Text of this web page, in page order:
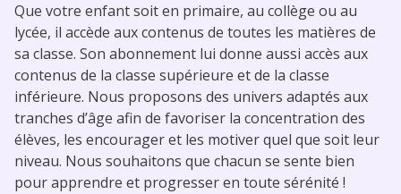
Que votre enfant soit en primaire, au collège ou au
lycée, il accède aux contenus de toutes les matières de
sa classe. Son abonnement lui donne aussi accès aux
contenus de la classe supérieure et de la classe
inférieure. Nous proposons des univers adaptés aux
tranches d’âge afin de favoriser la concentration des
élèves, les encourager et les motiver quel que soit leur
niveau. Nous souhaitons que chacun se sente bien
pour apprendre et progresser en toute sérénité !